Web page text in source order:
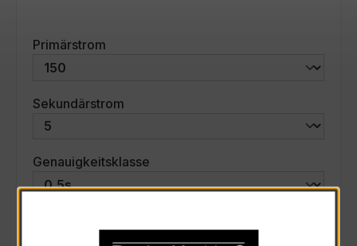
Primärstrom
Sekundärstrom
Genauigkeitsklasse